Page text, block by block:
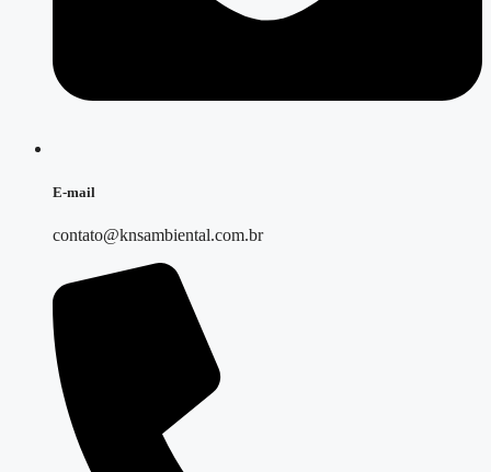
E-mail
contato@knsambiental.com.br